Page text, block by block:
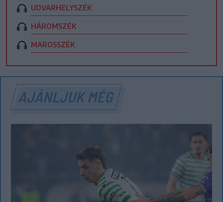
UDVARHELYSZÉK
HÁROMSZÉK
MAROSSZÉK
AJÁNLJUK MÉG